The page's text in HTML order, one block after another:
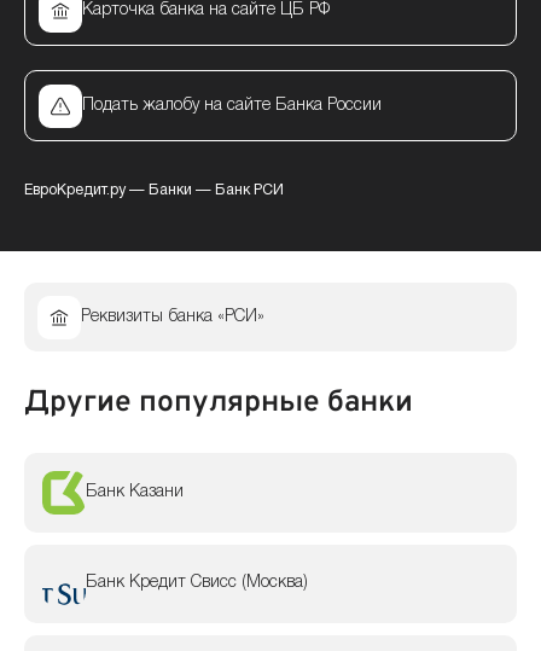
Карточка банка на сайте ЦБ РФ
Подать жалобу на сайте Банка России
ЕвроКредит.ру— Банки — Банк РСИ
Реквизиты банка «РСИ»
Другие популярные банки
Банк Казани
Банк Кредит Свисс (Москва)